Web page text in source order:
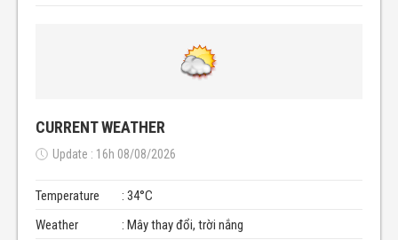
CURRENT WEATHER
Update : 16h 08/08/2026
Temperature
: 34°C
Weather
: Mây thay đổi, trời nắng